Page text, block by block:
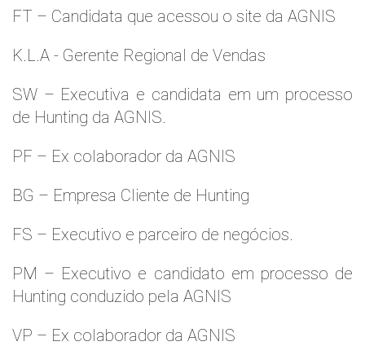
FT – Candidata que acessou o site da AGNIS
K.L.A - Gerente Regional de Vendas
SW – Executiva e candidata em um processo
de Hunting da AGNIS.
PF – Ex colaborador da AGNIS
BG – Empresa Cliente de Hunting
FS – Executivo e parceiro de negócios.
PM – Executivo e candidato em processo de
Hunting conduzido pela AGNIS
VP – Ex colaborador da AGNIS